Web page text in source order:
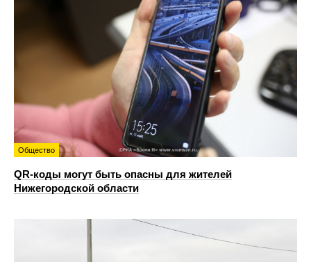
Общество
QR-коды могут быть опасны для жителей
Нижегородской области